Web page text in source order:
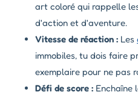
art coloré qui rappelle
d'action et d'aventure.
Vitesse de réaction : Les
immobiles, tu dois faire
exemplaire pour ne pas
Défi de score : Enchaîne